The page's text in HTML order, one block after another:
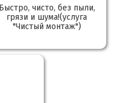
Быстро, чисто, без пыли,
грязи и шума!(услуга
"Чистый монтаж")